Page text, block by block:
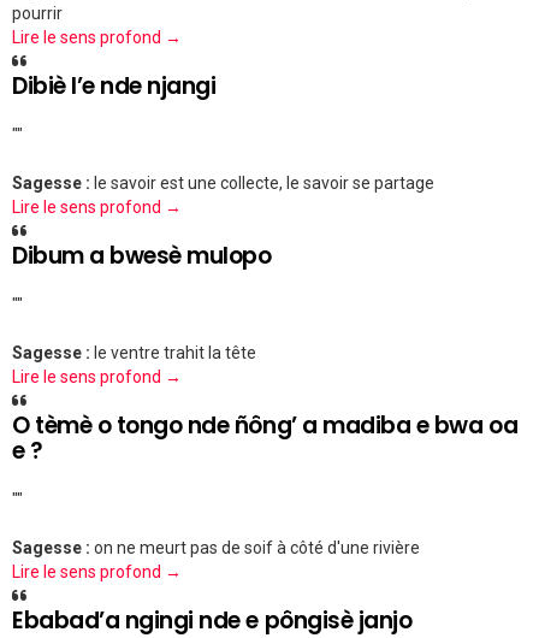
pourrir
Lire le sens profond →
Dibiè l’e nde njangi
""
Sagesse : le savoir est une collecte, le savoir se partage
Lire le sens profond →
Dibum a bwesè mulopo
""
Sagesse : le ventre trahit la tête
Lire le sens profond →
O tèmè o tongo nde ñông’ a madiba e bwa oa
e ?
""
Sagesse : on ne meurt pas de soif à côté d'une rivière
Lire le sens profond →
Ebabad’a ngingi nde e pôngisè janjo